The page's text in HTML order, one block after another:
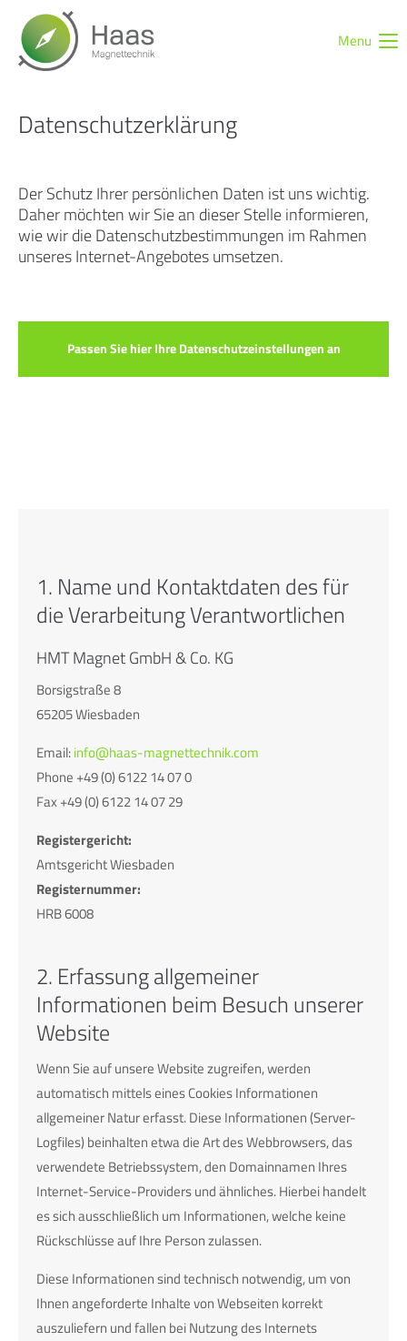
Login
Support
Mon - Fri 8:00am - 5:00pm
(GMT +1)
Get in touch
Cybersteel Inc.
376-293 City Road, Suite 600
San Francisco, CA 94102
Have any questions?
+44 1234 567 890
Drop us a line
info@yourdomain.com
About us
Lorem ipsum dolor sit amet, consectetuer adipiscing elit.
sociis natoque penatibus et magnis dis parturient montes,
nascetur ridiculus mus. Donec quam felis, ultricies nec.
Menu
Datenschutzerklärung
Der Schutz Ihrer persönlichen Daten ist uns wichtig.
Daher möchten wir Sie an dieser Stelle informieren,
wie wir die Datenschutzbestimmungen im Rahmen
unseres Internet-Angebotes umsetzen.
Passen Sie hier Ihre Datenschutzeinstellungen an
1. Name und Kontaktdaten des für
die Verarbeitung Verantwortlichen
HMT Magnet GmbH & Co. KG
Borsigstraße 8
65205 Wiesbaden
Email:info@haas-magnettechnik.com
Phone +49 (0) 6122 14 07 0
Fax +49 (0) 6122 14 07 29
Registergericht:
Amtsgericht Wiesbaden
Registernummer:
HRB 6008
2. Erfassung allgemeiner
Informationen beim Besuch unserer
Website
Wenn Sie auf unsere Website zugreifen, werden
automatisch mittels eines Cookies Informationen
allgemeiner Natur erfasst. Diese Informationen (Server-
Logfiles) beinhalten etwa die Art des Webbrowsers, das
verwendete Betriebssystem, den Domainnamen Ihres
Internet-Service-Providers und ähnliches. Hierbei handelt
es sich ausschließlich um Informationen, welche keine
Rückschlüsse auf Ihre Person zulassen.
Diese Informationen sind technisch notwendig, um von
Ihnen angeforderte Inhalte von Webseiten korrekt
auszuliefern und fallen bei Nutzung des Internets